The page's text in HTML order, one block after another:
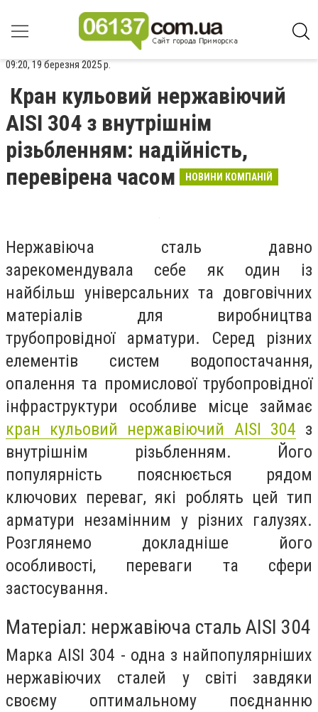
09:20, 19 березня 2025 р.
Кран кульовий нержавіючий
AISI 304 з внутрішнім
різьбленням: надійність,
перевірена часом
НОВИНИ КОМПАНІЙ
Нержавіюча сталь давно
зарекомендувала себе як один із
найбільш універсальних та довговічних
матеріалів для виробництва
трубопровідної арматури. Серед різних
елементів систем водопостачання,
опалення та промислової трубопровідної
інфраструктури особливе місце займає
кран кульовий нержавіючий AISI 304 з
внутрішнім різьбленням. Його
популярність пояснюється рядом
ключових переваг, які роблять цей тип
арматури незамінним у різних галузях.
Розглянемо докладніше його
особливості, переваги та сфери
застосування.
Матеріал: нержавіюча сталь AISI 304
Марка AISI 304 - одна з найпопулярніших
нержавіючих сталей у світі завдяки
своєму оптимальному поєднанню